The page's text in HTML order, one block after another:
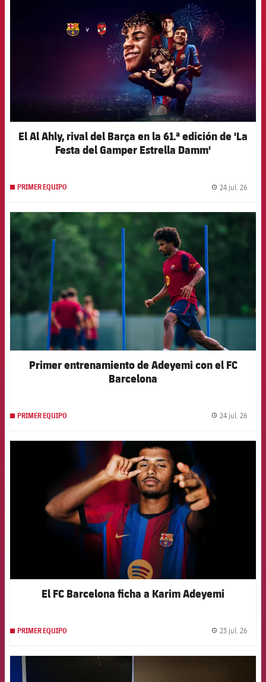
El Al Ahly, rival del Barça en la 61.ª edición de 'La
Festa del Gamper Estrella Damm'
PRIMER EQUIPO 24 jul. 26
FCB Barcelona badge
Primer entrenamiento de Adeyemi con el FC
Barcelona
PRIMER EQUIPO 24 jul. 26
FCB Barcelona badge
El FC Barcelona ficha a Karim Adeyemi
PRIMER EQUIPO 23 jul. 26
FCB Barcelona badge